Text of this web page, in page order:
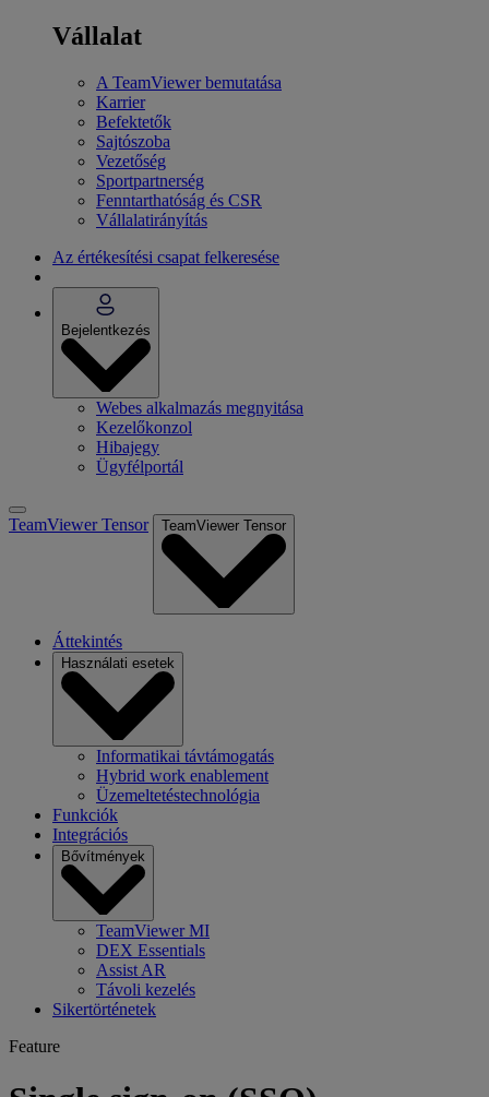
Vállalat
A TeamViewer bemutatása
Karrier
Befektetők
Sajtószoba
Vezetőség
Sportpartnerség
Fenntarthatóság és CSR
Vállalatirányítás
Az értékesítési csapat felkeresése
Bejelentkezés
Webes alkalmazás megnyitása
Kezelőkonzol
Hibajegy
Ügyfélportál
TeamViewer Tensor TeamViewer Tensor
Áttekintés
Használati esetek
Informatikai távtámogatás
Hybrid work enablement
Üzemeltetéstechnológia
Funkciók
Integrációs
Bővítmények
TeamViewer MI
DEX Essentials
Assist AR
Távoli kezelés
Sikertörténetek
Feature